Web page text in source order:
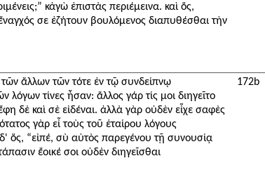
κἀγὼ ἐπιστὰς περιέμεινα. καὶ ὅς,
σε ἐζήτουν βουλόμενος διαπυθέσθαι τὴν
τῶν ἄλλων τῶν τότε ἐν τῷ συνδείπνῳ
τίνες ἦσαν: ἄλλος γάρ τίς μοι διηγεῖτο
δὲ καὶ σὲ εἰδέναι. ἀλλὰ γὰρ οὐδὲν εἶχε σαφὲς
γὰρ εἶ τοὺς τοῦ ἑταίρου λόγους
ὅς, “εἰπέ, σὺ αὐτὸς παρεγένου τῇ συνουσίᾳ
ἔοικέ σοι οὐδὲν διηγεῖσθαι
172b